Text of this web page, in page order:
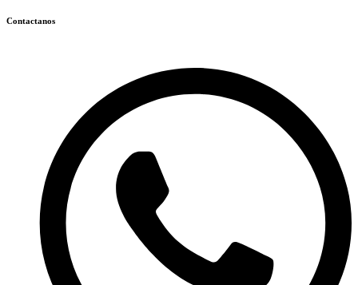
Contactanos